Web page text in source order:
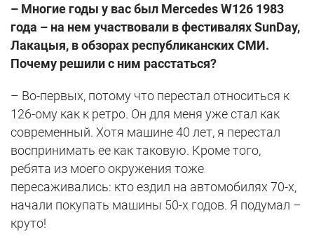
– Многие годы у вас был Mercedes W126 1983
года – на нем участвовали в фестивалях SunDay,
Лакацыя, в обзорах республиканских СМИ.
Почему решили с ним расстаться?
– Во-первых, потому что перестал относиться к
126-ому как к ретро. Он для меня уже стал как
современный. Хотя машине 40 лет, я перестал
воспринимать ее как таковую. Кроме того,
ребята из моего окружения тоже
пересаживались: кто ездил на автомобилях 70-х,
начали покупать машины 50-х годов. Я подумал –
круто!